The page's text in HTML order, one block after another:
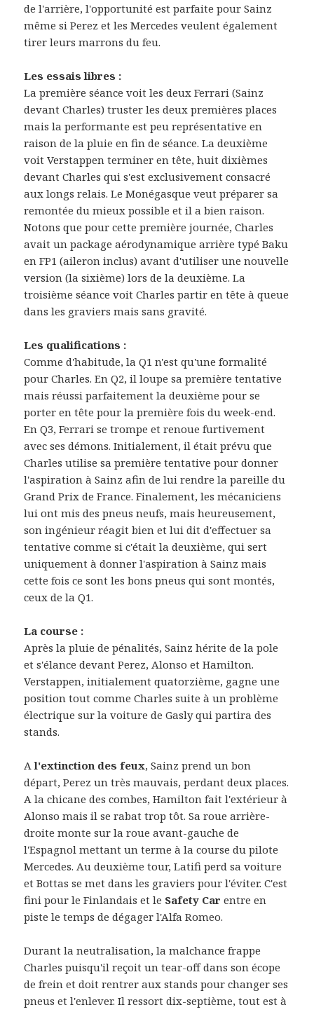
de l'arrière, l'opportunité est parfaite pour Sainz
même si Perez et les Mercedes veulent également
tirer leurs marrons du feu.
Les essais libres :
La première séance voit les deux Ferrari (Sainz
devant Charles) truster les deux premières places
mais la performante est peu représentative en
raison de la pluie en fin de séance. La deuxième
voit Verstappen terminer en tête, huit dixièmes
devant Charles qui s'est exclusivement consacré
aux longs relais. Le Monégasque veut préparer sa
remontée du mieux possible et il a bien raison.
Notons que pour cette première journée, Charles
avait un package aérodynamique arrière typé Baku
en FP1 (aileron inclus) avant d'utiliser une nouvelle
version (la sixième) lors de la deuxième. La
troisième séance voit Charles partir en tête à queue
dans les graviers mais sans gravité.
Les qualifications :
Comme d'habitude, la Q1 n'est qu'une formalité
pour Charles. En Q2, il loupe sa première tentative
mais réussi parfaitement la deuxième pour se
porter en tête pour la première fois du week-end.
En Q3, Ferrari se trompe et renoue furtivement
avec ses démons. Initialement, il était prévu que
Charles utilise sa première tentative pour donner
l'aspiration à Sainz afin de lui rendre la pareille du
Grand Prix de France. Finalement, les mécaniciens
lui ont mis des pneus neufs, mais heureusement,
son ingénieur réagit bien et lui dit d'effectuer sa
tentative comme si c'était la deuxième, qui sert
uniquement à donner l'aspiration à Sainz mais
cette fois ce sont les bons pneus qui sont montés,
ceux de la Q1.
La course :
Après la pluie de pénalités, Sainz hérite de la pole
et s'élance devant Perez, Alonso et Hamilton.
Verstappen, initialement quatorzième, gagne une
position tout comme Charles suite à un problème
électrique sur la voiture de Gasly qui partira des
stands.
Al'extinction des feux, Sainz prend un bon
départ, Perez un très mauvais, perdant deux places.
A la chicane des combes, Hamilton fait l'extérieur à
Alonso mais il se rabat trop tôt. Sa roue arrière-
droite monte sur la roue avant-gauche de
l'Espagnol mettant un terme à la course du pilote
Mercedes. Au deuxième tour, Latifi perd sa voiture
et Bottas se met dans les graviers pour l'éviter. C'est
fini pour le Finlandais et le Safety Car entre en
piste le temps de dégager l'Alfa Romeo.
Durant la neutralisation, la malchance frappe
Charles puisqu'il reçoit un tear-off dans son écope
de frein et doit rentrer aux stands pour changer ses
pneus et l'enlever. Il ressort dix-septième, tout est à